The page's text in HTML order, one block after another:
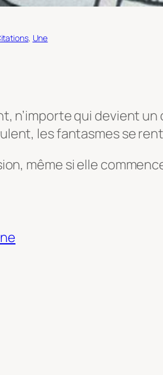
, Une
n’importe qui devient
les fantasmes se
même si elle